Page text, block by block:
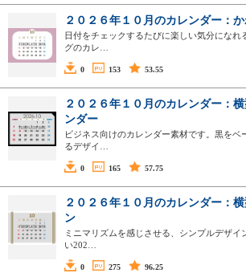
２０２６年１０月のカレンダー：
日付をチェックするたびに楽しい気分になれ
グのカレ…
0 153 53.55
２０２６年１０月のカレンダー：
ンダー
ビジネス向けのカレンダー素材です。黒をベ
るデザイ…
0 165 57.75
２０２６年１０月のカレンダー：
ン
ミニマリズムを感じさせる、シンプルデザイ
い202…
0 275 96.25